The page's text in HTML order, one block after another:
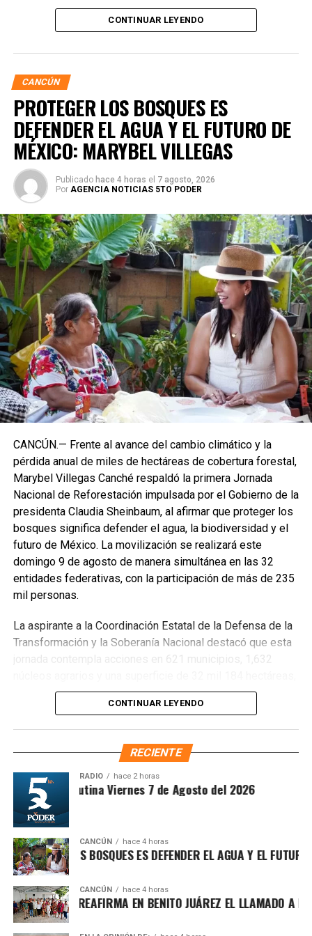
CONTINUAR LEYENDO
CANCÚN
PROTEGER LOS BOSQUES ES
DEFENDER EL AGUA Y EL FUTURO DE
MÉXICO: MARYBEL VILLEGAS
Publicado hace 4 horas el 7 agosto, 2026
Por AGENCIA NOTICIAS 5TO PODER
CANCÚN.— Frente al avance del cambio climático y la
pérdida anual de miles de hectáreas de cobertura forestal,
Marybel Villegas Canché respaldó la primera Jornada
Nacional de Reforestación impulsada por el Gobierno de la
presidenta Claudia Sheinbaum, al afirmar que proteger los
bosques significa defender el agua, la biodiversidad y el
futuro de México. La movilización se realizará este
domingo 9 de agosto de manera simultánea en las 32
entidades federativas, con la participación de más de 235
mil personas.
La aspirante a la Coordinación Estatal de la Defensa de la
Transformación y la Soberanía Nacional destacó que esta
jornada contempla acciones en 621 municipios, 1,632
donde se plantarán más de 6.6 millones de árboles,
arbustos y plantas herbáceas, además de la dispersión de
Subrayó que la magnitud de este esfuerzo responde a los
desafíos ambientales del país, que cada año pierde más
de 203 mil hectáreas por deforestación y enfrenta daños
por incendios, plagas y enfermedades.
CONTINUAR LEYENDO
RECIENTE
RADIO hace 2 horas
Sintesis Matutina Viernes 7 de Agosto del 2026
CANCÚN hace 4 horas
PROTEGER LOS BOSQUES ES DEFENDER EL AGUA Y EL FUTURO
CANCÚN hace 4 horas
RAFA MARÍN REAFIRMA EN BENITO JUÁREZ EL LLAMADO A